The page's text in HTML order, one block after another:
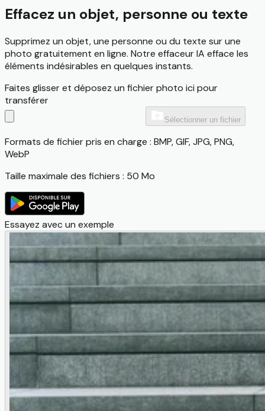
Effacez un objet, personne ou texte
Supprimez un objet, une personne ou du texte sur une
photo gratuitement en ligne. Notre effaceur IA efface les
éléments indésirables en quelques instants.
Faites glisser et déposez un fichier photo ici pour
transférer
Sélectionner un fichier
Formats de fichier pris en charge : BMP, GIF, JPG, PNG,
WebP
Taille maximale des fichiers : 50 Mo
Essayez avec un exemple